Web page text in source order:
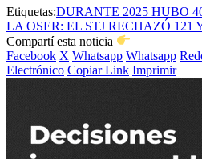
Etiquetas:DURANTE 2025 HUBO
LA OSER: EL STJ RECHAZÓ 121
Compartí esta noticia
Facebook X Whatsapp Whatsapp
Electrónico Copiar Link Imprimir